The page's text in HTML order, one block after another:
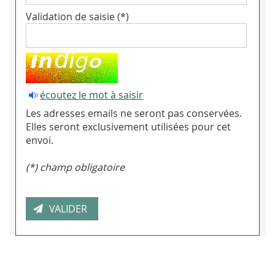
Validation de saisie (*)
écoutez le mot à saisir
Les adresses emails ne seront pas conservées.
Elles seront exclusivement utilisées pour cet
envoi.
(*) champ obligatoire